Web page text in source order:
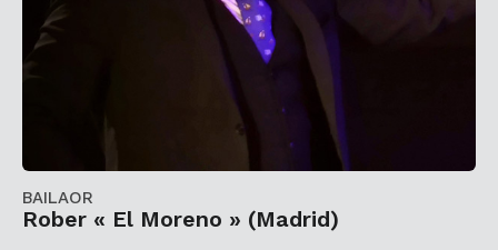
BAILAOR
Rober « El Moreno » (Madrid)